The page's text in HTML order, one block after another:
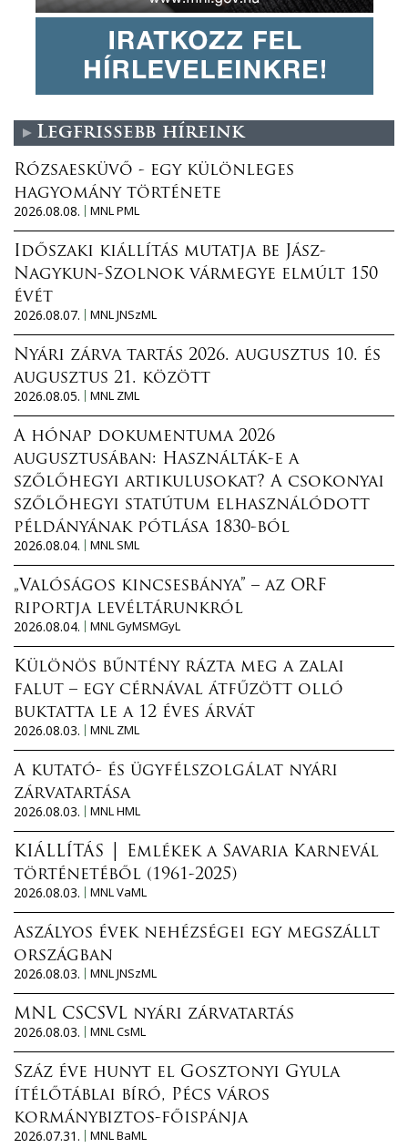
Legfrissebb híreink
Rózsaesküvő - egy különleges
hagyomány története
2026.08.08.
MNL PML
Időszaki kiállítás mutatja be Jász-
Nagykun-Szolnok vármegye elmúlt 150
évét
2026.08.07.
MNL JNSzML
Nyári zárva tartás 2026. augusztus 10. és
augusztus 21. között
2026.08.05.
MNL ZML
A hónap dokumentuma 2026
augusztusában: Használták-e a
szőlőhegyi artikulusokat? A csokonyai
szőlőhegyi statútum elhasználódott
példányának pótlása 1830-ból
2026.08.04.
MNL SML
„Valóságos kincsesbánya” – az ORF
riportja levéltárunkról
2026.08.04.
MNL GyMSMGyL
Különös bűntény rázta meg a zalai
falut – egy cérnával átfűzött olló
buktatta le a 12 éves árvát
2026.08.03.
MNL ZML
A kutató- és ügyfélszolgálat nyári
zárvatartása
2026.08.03.
MNL HML
KIÁLLÍTÁS │ Emlékek a Savaria Karnevál
történetéből (1961-2025)
2026.08.03.
MNL VaML
Aszályos évek nehézségei egy megszállt
országban
2026.08.03.
MNL JNSzML
MNL CSCSVL nyári zárvatartás
2026.08.03.
MNL CsML
Száz éve hunyt el Gosztonyi Gyula
ítélőtáblai bíró, Pécs város
kormánybiztos-főispánja
2026.07.31.
MNL BaML